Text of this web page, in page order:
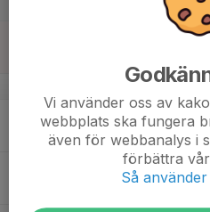
v.51
Vi använder oss av
webbplats ska fungera
även för webbanalys i
förbättra
Så